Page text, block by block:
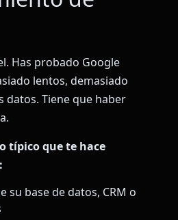
Has probado Google
lentos, demasiado
datos. Tiene que haber
típico que te hace
su base de datos, CRM o